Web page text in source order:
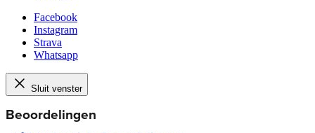
Facebook
Instagram
Strava
Whatsapp
Sluit venster